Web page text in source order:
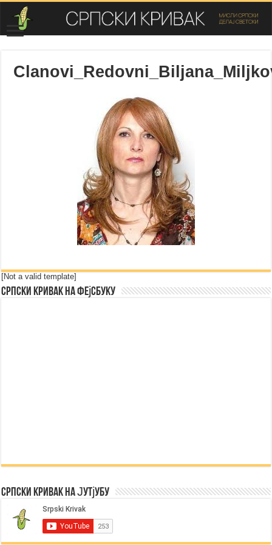
[Not a valid template]
Српски Кривак на Фејсбуку
Српски Кривак на Јутјубу